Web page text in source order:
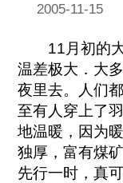
2005-11-15
11月初的大
温差极大．大
夜里去。人们
至有人穿上了
地温暖，因为
独厚，富有煤
先行一时，真